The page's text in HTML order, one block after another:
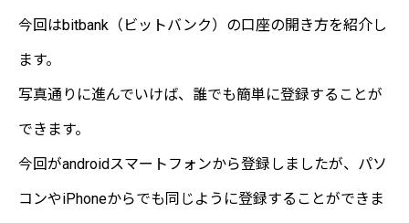
今回はbitbank（ビットバンク）の口座の開き方を紹介し
ます。
写真通りに進んでいけば、誰でも簡単に登録することが
できます。
今回がandroidスマートフォンから登録しましたが、パソ
コンやiPhoneからでも同じように登録することができま